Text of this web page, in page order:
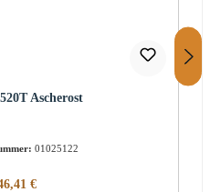
Ascherost
01025122
Preis:
€